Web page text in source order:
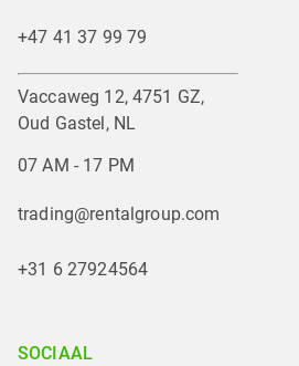
+47 41 37 99 79
Vaccaweg 12, 4751 GZ,
Oud Gastel, NL
07 AM - 17 PM
trading@rentalgroup.com
+31 6 27924564
SOCIAAL